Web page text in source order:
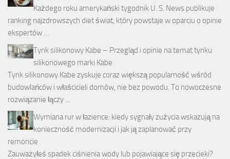
Każdego roku amerykański tygodnik U. S. News publikuje
ranking najzdrowszych diet świat, który powstaje w oparciu o opinie
ekspertów …
Tynk silikonowy Kabe – Przegląd i opinie na temat tynku
silikonowego marki Kabe
Tynk silikonowy Kabe zyskuje coraz większą popularność wśród
budowlańców i właścicieli domów, nie bez powodu. To nowoczesne
rozwiązanie łączy …
Wymiana rur w łazience: kiedy sygnały zużycia wskazują na
konieczność modernizacji i jak ją zaplanować przy
remoncie
Zauważyłeś spadek ciśnienia wody lub pojawiające się przecieki?